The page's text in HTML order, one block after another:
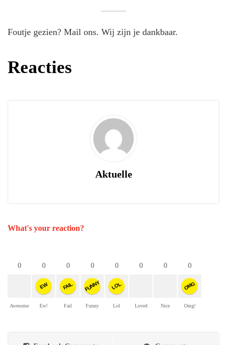
Foutje gezien? Mail ons. Wij zijn je dankbaar.
Reacties
Aktuelle
What's your reaction?
0
Awesome
0
EW
Ew!
0
FAIL
Fail
0
FUNNY
Funny
0
LOL
Lol
0
Loved
0
Nice
0
OMG
Omg!